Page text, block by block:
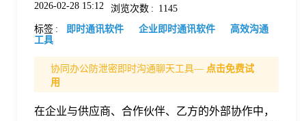
价
格
2026-02-28 15:12 浏览次数 : 1145
标签 : 即时通讯软件 企业即时通讯软件
高效沟通
工具
协同办公防泄密即时沟通聊天工具— 点击免费试
用
在企业与供应商、合作伙伴、乙方的外部协作中，